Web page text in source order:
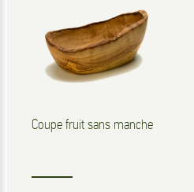
Coupe fruit sans manche